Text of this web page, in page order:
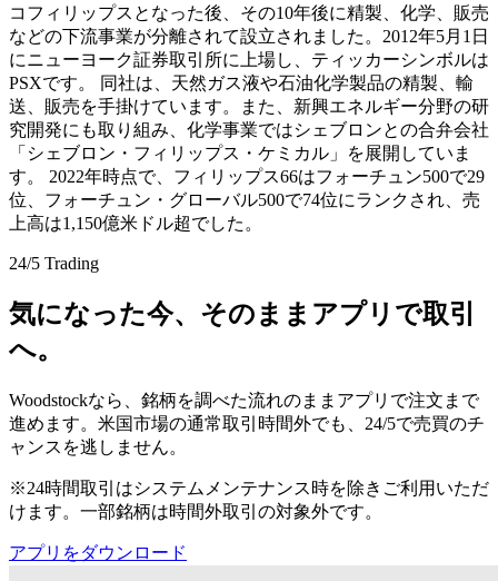
コフィリップスとなった後、その10年後に精製、化学、販売
などの下流事業が分離されて設立されました。2012年5月1日
にニューヨーク証券取引所に上場し、ティッカーシンボルは
PSXです。 同社は、天然ガス液や石油化学製品の精製、輸
送、販売を手掛けています。また、新興エネルギー分野の研
究開発にも取り組み、化学事業ではシェブロンとの合弁会社
「シェブロン・フィリップス・ケミカル」を展開していま
す。 2022年時点で、フィリップス66はフォーチュン500で29
位、フォーチュン・グローバル500で74位にランクされ、売
上高は1,150億米ドル超でした。
24/5 Trading
気になった今、そのままアプリで取引
へ。
Woodstockなら、銘柄を調べた流れのままアプリで注文まで
進めます。米国市場の通常取引時間外でも、24/5で売買のチ
ャンスを逃しません。
※24時間取引はシステムメンテナンス時を除きご利用いただ
けます。一部銘柄は時間外取引の対象外です。
アプリをダウンロード